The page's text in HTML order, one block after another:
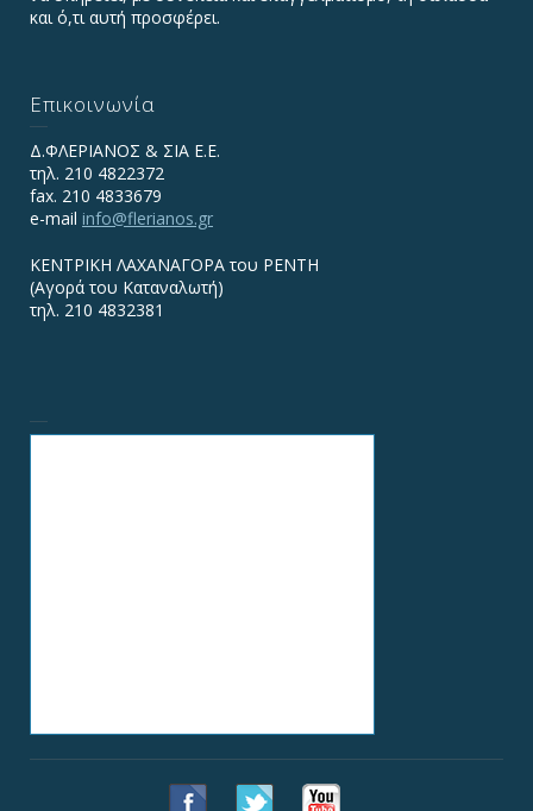
και ό,τι αυτή προσφέρει.
Επικοινωνία
Δ.ΦΛΕΡΙΑΝΟΣ & ΣΙΑ Ε.Ε.
τηλ. 210 4822372
fax. 210 4833679
e-mail info@flerianos.gr
ΚΕΝΤΡΙΚΗ ΛΑΧΑΝΑΓΟΡΑ του ΡΕΝΤΗ
(Αγορά του Καταναλωτή)
τηλ. 210 4832381